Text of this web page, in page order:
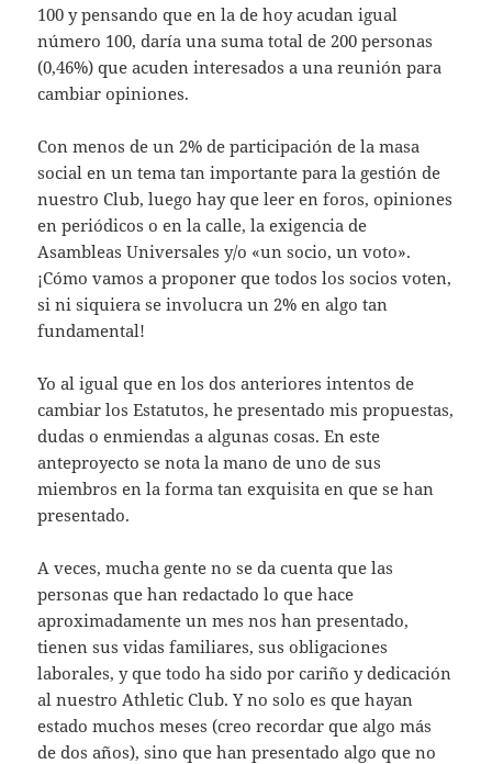
100 y pensando que en la de hoy acudan igual
número 100, daría una suma total de 200 personas
(0,46%) que acuden interesados a una reunión para
cambiar opiniones.
Con menos de un 2% de participación de la masa
social en un tema tan importante para la gestión de
nuestro Club, luego hay que leer en foros, opiniones
en periódicos o en la calle, la exigencia de
Asambleas Universales y/o «un socio, un voto».
¡Cómo vamos a proponer que todos los socios voten,
si ni siquiera se involucra un 2% en algo tan
fundamental!
Yo al igual que en los dos anteriores intentos de
cambiar los Estatutos, he presentado mis propuestas,
dudas o enmiendas a algunas cosas. En este
anteproyecto se nota la mano de uno de sus
miembros en la forma tan exquisita en que se han
presentado.
A veces, mucha gente no se da cuenta que las
personas que han redactado lo que hace
aproximadamente un mes nos han presentado,
tienen sus vidas familiares, sus obligaciones
laborales, y que todo ha sido por cariño y dedicación
al nuestro Athletic Club. Y no solo es que hayan
estado muchos meses (creo recordar que algo más
de dos años), sino que han presentado algo que no